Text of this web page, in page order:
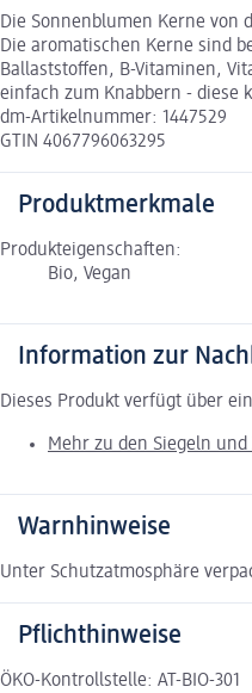
Die Sonnenblumen Kerne von
Die aromatischen Kerne sind
Ballaststoffen, B-Vitaminen,
einfach zum Knabbern - diese
dm-Artikelnummer: 1447529
GTIN 4067796063295
Produktmerkmale
Produkteigenschaften:
Bio, Vegan
Information zur
Dieses Produkt verfügt über
Mehr zu den Siegeln
Warnhinweise
Unter Schutzatmosphäre
Pflichthinweise
ÖKO-Kontrollstelle: AT-BIO-301